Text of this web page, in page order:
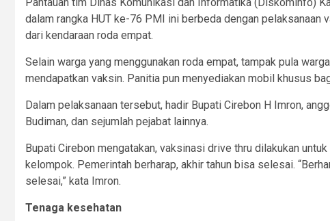
dalam rangka HUT ke-76 PMI ini berbeda dengan pelaksanaan
dari kendaraan roda empat.
Selain warga yang menggunakan roda empat, tampak pula
mendapatkan vaksin. Panitia pun menyediakan mobil khusus
Dalam pelaksanaan tersebut, hadir Bupati Cirebon H Imron,
Budiman, dan sejumlah pejabat lainnya.
Bupati Cirebon mengatakan, vaksinasi drive thru dilakukan
kelompok. Pemerintah berharap, akhir tahun bisa selesai.
selesai,” kata Imron.
Tenaga kesehatan